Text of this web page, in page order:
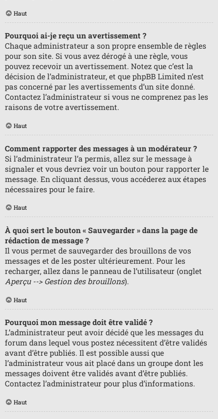
Haut
Pourquoi ai-je reçu un avertissement ?
Chaque administrateur a son propre ensemble de règles
pour son site. Si vous avez dérogé à une règle, vous
pouvez recevoir un avertissement. Notez que c’est la
décision de l’administrateur, et que phpBB Limited n’est
pas concerné par les avertissements d’un site donné.
Contactez l’administrateur si vous ne comprenez pas les
raisons de votre avertissement.
Haut
Comment rapporter des messages à un modérateur ?
Si l’administrateur l’a permis, allez sur le message à
signaler et vous devriez voir un bouton pour rapporter le
message. En cliquant dessus, vous accéderez aux étapes
nécessaires pour le faire.
Haut
À quoi sert le bouton « Sauvegarder » dans la page de
rédaction de message ?
Il vous permet de sauvegarder des brouillons de vos
messages et de les poster ultérieurement. Pour les
recharger, allez dans le panneau de l’utilisateur (onglet
Aperçu --> Gestion des brouillons).
Haut
Pourquoi mon message doit être validé ?
L’administrateur peut avoir décidé que les messages du
forum dans lequel vous postez nécessitent d’être validés
avant d’être publiés. Il est possible aussi que
l’administrateur vous ait placé dans un groupe dont les
messages doivent être validés avant d’être publiés.
Contactez l’administrateur pour plus d’informations.
Haut